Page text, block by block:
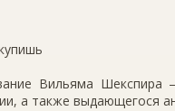
Вильяма Шекспира
а также выдающегося